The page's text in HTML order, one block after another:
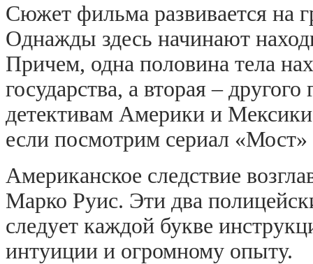
Сюжет фильма развивается
Однажды здесь начинают
Причем, одна половина тела
государства, а вторая –
детективам Америки и
если посмотрим сериал
Американское следствие
Марко Руис. Эти два
следует каждой букве
интуиции и огромному опыту.